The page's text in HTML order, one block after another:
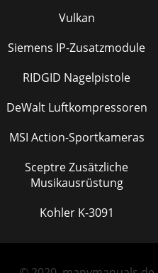
Vulkan
Siemens IP-Zusatzmodule
RIDGID Nagelpistole
DeWalt Luftkompressoren
MSI Action-Sportkameras
Sceptre Zusätzliche
Musikausrüstung
Kohler K-3091